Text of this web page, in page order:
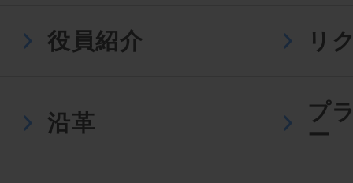
役員紹介 リ
沿革
プ
ー